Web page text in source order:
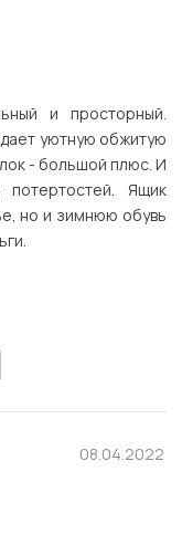
и просторный.
уютную обжитую
- большой плюс. И
Ящик
но и зимнюю обувь
08.04.2022